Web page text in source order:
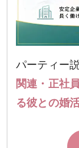
パーティー
関連・正社
る彼との婚